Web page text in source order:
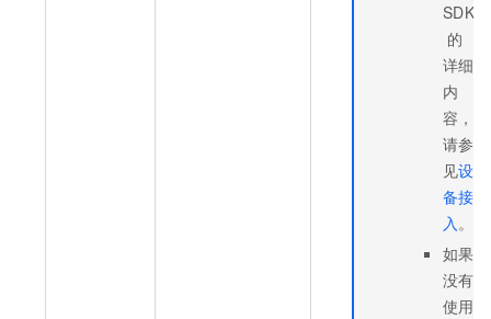
SDK
的
详细
内
容，
请参
见设
备接
入。
如果
没有
使用